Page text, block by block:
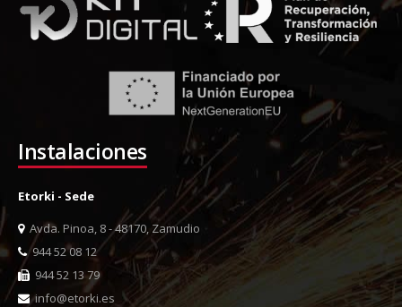
Instalaciones
Etorki - Sede
Avda. Pinoa, 8 - 48170, Zamudio
944 52 08 12
944 52 13 79
info@etorki.es